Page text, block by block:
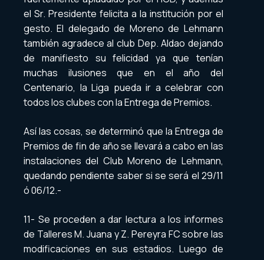
el Sr. Presidente felicita a la institución por el
gesto. El delegado de Moreno de Lehmann
también agradece al club Dep. Aldao dejando
de manifiesto su felicidad ya que tenían
muchas ilusiones que en el año del
Centenario, la Liga pueda ir a celebrar con
todos los clubes con la Entrega de Premios.
Así las cosas, se determinó que la Entrega de
Premios de fin de año se llevará a cabo en las
instalaciones del Club Moreno de Lehmann,
quedando pendiente saber si se será el 29/11
ó 06/12.-
11- Se proceden a dar lectura a los informes
de Talleres M. Juana y Z. Pereyra FC sobre las
modificaciones en sus estadios. Luego de